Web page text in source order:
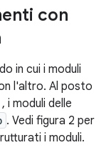
con
in cui i moduli
l'altro. Al posto
i moduli delle
. Vedi figura 2 per
i moduli.